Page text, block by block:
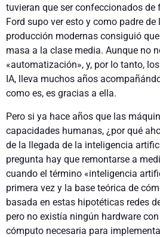
tuvieran que ser confeccionados de
Ford supo ver esto y como padre
producción modernas consiguió
masa a la clase media. Aunque no
«automatización», y, por lo tanto,
IA, lleva muchos años
como es, es gracias a ella.
Pero si ya hace años que las
capacidades humanas, ¿por qué
de la llegada de la inteligencia
pregunta hay que remontarse a
cuando el término «inteligencia
primera vez y la base teórica de
basada en estas hipotéticas redes
pero no existía ningún hardware
cómputo necesaria para